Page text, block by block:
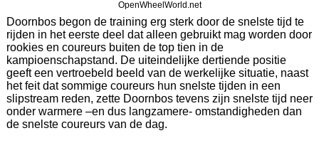
OpenWheelWorld.net
Doornbos begon de training erg sterk door de snelste tijd te
rijden in het eerste deel dat alleen gebruikt mag worden door
rookies en coureurs buiten de top tien in de
kampioenschapstand. De uiteindelijke dertiende positie
geeft een vertroebeld beeld van de werkelijke situatie, naast
het feit dat sommige coureurs hun snelste tijden in een
slipstream reden, zette Doornbos tevens zijn snelste tijd neer
onder warmere –en dus langzamere- omstandigheden dan
de snelste coureurs van de dag.